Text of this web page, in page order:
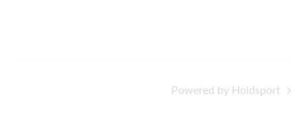
Powered by Holdsport